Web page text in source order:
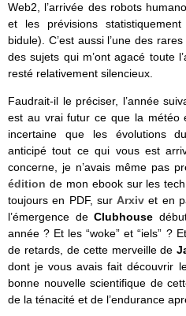
Web2, l’arrivée des robots
et les prévisions
bidule). C’est aussi l’une des
des sujets qui m’ont agacé toute
resté relativement silencieux.
Faudrait-il le préciser, l’année
est au vrai futur ce que la météo
incertaine que les évolutions
anticipé tout ce qui vous est
concerne, je n’avais même pas
édition de mon ebook sur les
toujours en PDF, sur Arxiv et en
l’émergence deClubhouse
année ? Et les “woke” et “iels” ?
de retards, de cette merveille de
dont je vous avais fait découvrir
bonne nouvelle scientifique de
de la ténacité et de l’endurance